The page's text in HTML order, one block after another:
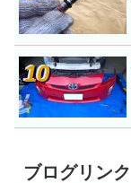
ブログリンク